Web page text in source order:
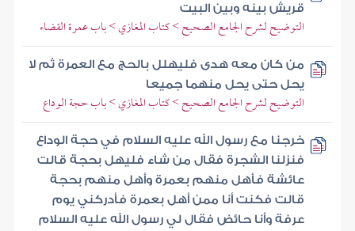
قريش بينه وبين البيت
التوضيح لشرح الجامع الصحيح > كتاب المغازي > باب عمرة القضاء
من كان معه هدى فليهلل بالحج مع العمرة ثم لا
يحل حتى يحل منهما جميعا
التوضيح لشرح الجامع الصحيح > كتاب المغازي > باب حجة الوداع
خرجنا مع رسول الله عليه السلام في حجة الوداع
فنزلنا الشجرة فقال من شاء فليهل بحجة قالت
عائشة فأهل منهم بعمرة وأهل منهم بحجة
قالت فكنت أنا ممن أهل بعمرة فأدركني يوم
عرفة وأنا حائض فقال لي رسول الله عليه السلام